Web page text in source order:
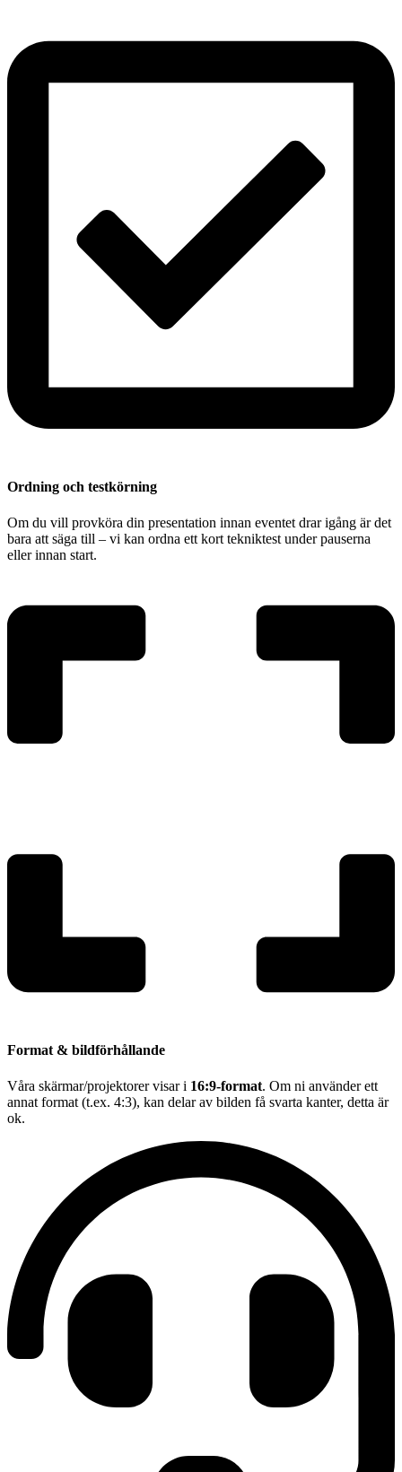
Ordning och testkörning
Om du vill provköra din presentation innan eventet drar igång är det
bara att säga till – vi kan ordna ett kort tekniktest under pauserna
eller innan start.
Format & bildförhållande
Våra skärmar/projektorer visar i 16:9-format. Om ni använder ett
annat format (t.ex. 4:3), kan delar av bilden få svarta kanter, detta är
ok.